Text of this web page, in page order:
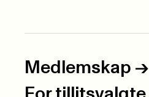
Medlemskap ->